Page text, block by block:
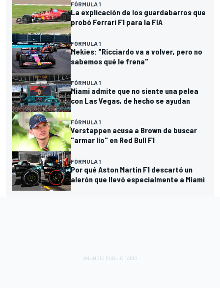
FÓRMULA 1
La explicación de los guardabarros que
probó Ferrari F1 para la FIA
FÓRMULA 1
Mekies: "Ricciardo va a volver, pero no
sabemos qué le frena"
FÓRMULA 1
Miami admite que no siente una pelea
con Las Vegas, de hecho se ayudan
FÓRMULA 1
Verstappen acusa a Brown de buscar
"armar lío" en Red Bull F1
FÓRMULA 1
Por qué Aston Martin F1 descartó un
alerón que llevó especialmente a Miami